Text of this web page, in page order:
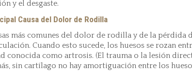
y el desgaste.
Causa del Dolor de Rodilla
más comunes del dolor de rodilla y de la pérdida
Cuando esto sucede, los huesos se rozan
conocida como artrosis. (El trauma o la lesión
sin cartílago no hay amortiguación entre los